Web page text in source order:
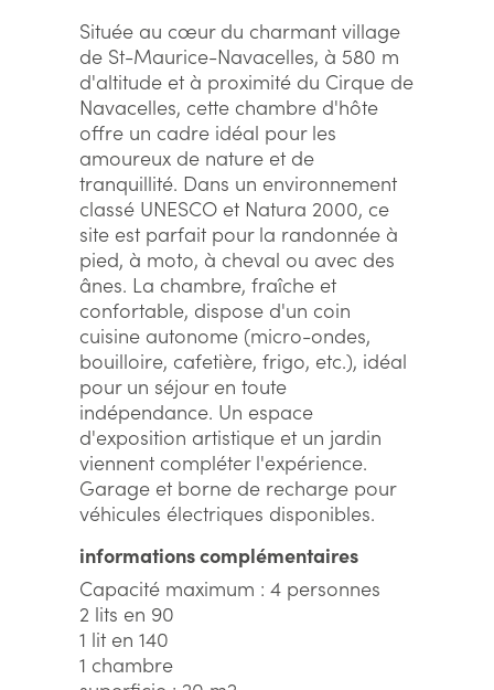
Située au cœur du charmant village
de St-Maurice-Navacelles, à 580 m
d'altitude et à proximité du Cirque de
Navacelles, cette chambre d'hôte
offre un cadre idéal pour les
amoureux de nature et de
tranquillité. Dans un environnement
classé UNESCO et Natura 2000, ce
site est parfait pour la randonnée à
pied, à moto, à cheval ou avec des
ânes. La chambre, fraîche et
confortable, dispose d'un coin
cuisine autonome (micro-ondes,
bouilloire, cafetière, frigo, etc.), idéal
pour un séjour en toute
indépendance. Un espace
d'exposition artistique et un jardin
viennent compléter l'expérience.
Garage et borne de recharge pour
véhicules électriques disponibles.
informations complémentaires
Capacité maximum : 4 personnes
2 lits en 90
1 lit en 140
1 chambre